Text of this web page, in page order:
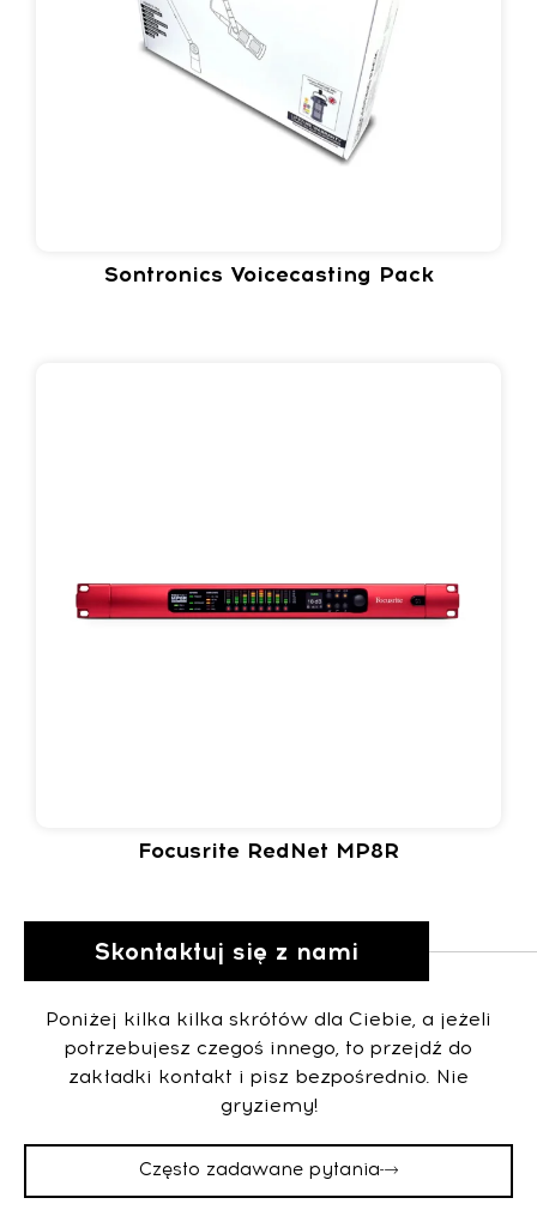
Sontronics Voicecasting Pack
Focusrite RedNet MP8R
Skontaktuj się z nami
Poniżej kilka kilka skrótów dla Ciebie, a jeżeli
potrzebujesz czegoś innego, to przejdź do
zakładki kontakt i pisz bezpośrednio. Nie
gryziemy!
Często zadawane pytania